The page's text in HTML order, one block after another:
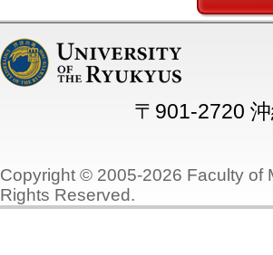
〒901-2720
Copyright © 2005-2026 Faculty of
Rights Reserved.